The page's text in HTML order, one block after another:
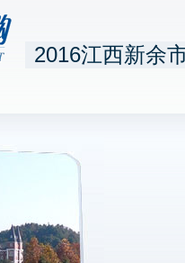
2016江西新余